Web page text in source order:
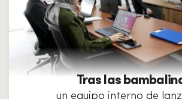
Tras las
un equipo interno de